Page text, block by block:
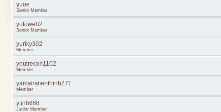
yuoe
Senior Member
yutoweb2
Senior Member
yuriky302
Member
yeutrecon1102
Member
yamahatienthinh271
Member
ytinh660
Junior Member